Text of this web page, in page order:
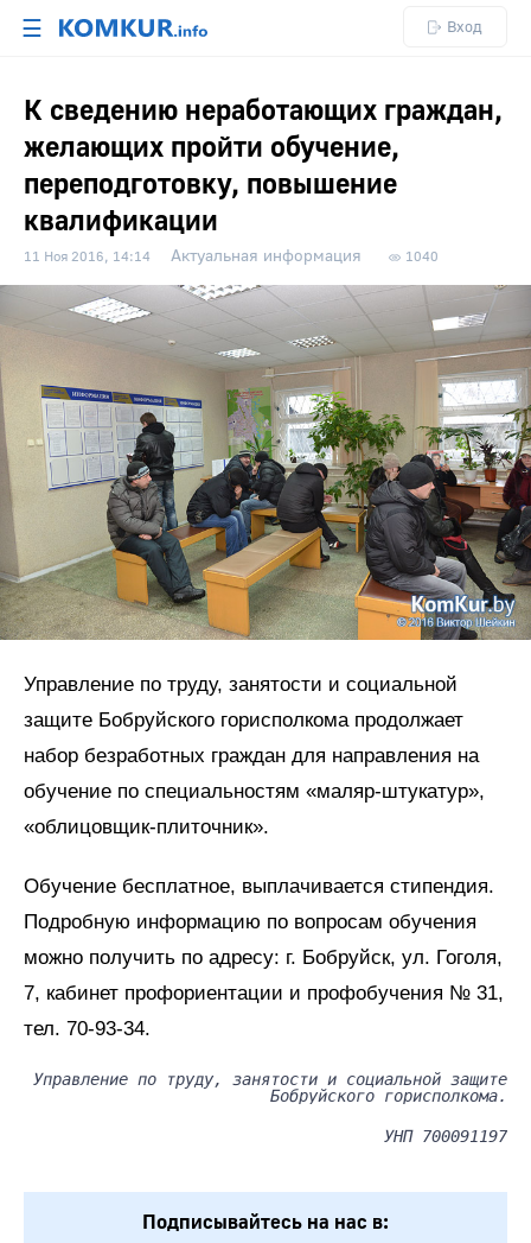
☰ Вход
К сведению неработающих граждан,
желающих пройти обучение,
переподготовку, повышение
квалификации
11 Ноя 2016, 14:14 Актуальная информация 1040
Управление по труду, занятости и социальной
защите Бобруйского горисполкома продолжает
набор безработных граждан для направления на
обучение по специальностям «маляр-штукатур»,
«облицовщик-плиточник».
Обучение бесплатное, выплачивается стипендия.
Подробную информацию по вопросам обучения
можно получить по адресу: г. Бобруйск, ул. Гоголя,
7, кабинет профориентации и профобучения № 31,
тел. 70-93-34.
Управление по труду, занятости и социальной защите
Бобруйского горисполкома.
УНП 700091197
Подписывайтесь на нас в: